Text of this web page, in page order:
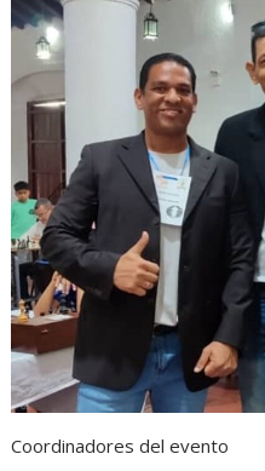
Coordinadores del evento